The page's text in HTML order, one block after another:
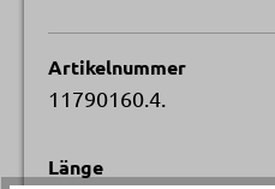
Artikelnummer
11790160.4.
Länge